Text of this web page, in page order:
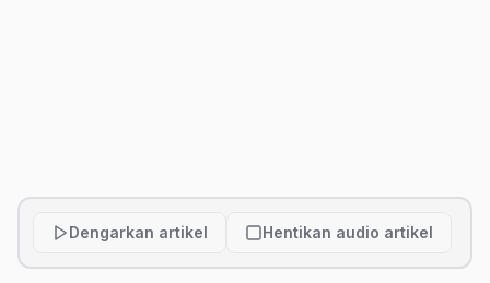
Dengarkan artikel Hentikan audio artikel